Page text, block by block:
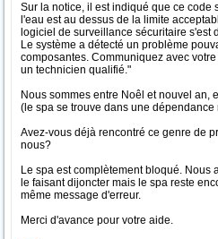
Sur la notice, il est indiqué que ce code
l'eau est au dessus de la limite
logiciel de surveillance sécuritaire s'est
Le système a détecté un problème
composantes. Communiquez avec
un technicien qualifié."
Nous sommes entre Noêl et nouvel an,
(le spa se trouve dans une dépendance
Avez-vous déjà rencontré ce genre de
nous?
Le spa est complètement bloqué. Nous
le faisant dijoncter mais le spa reste
même message d'erreur.
Merci d'avance pour votre aide.